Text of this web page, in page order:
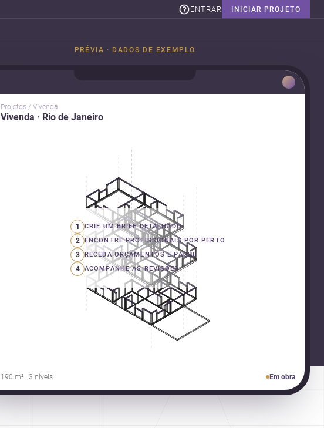
INICIAR PROJETO
ENTRAR
PRÉVIA · DADOS DE EXEMPLO
Projetos / Vivenda
Vivenda · Rio de Janeiro
1 CRIE UM BRIEF DETALHADO
2 ENCONTRE PROFISSIONAIS POR PERTO
3 RECEBA ORÇAMENTOS E PAGUE
4 ACOMPANHE AS REVISÕES
190 m² · 3 níveis Em obra